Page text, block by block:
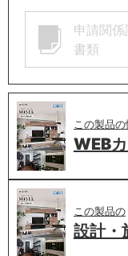
申請関係
書類
この製品
WEB
この製品の
設計・